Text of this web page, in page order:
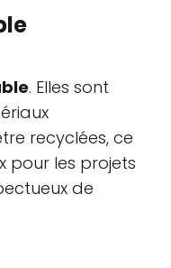
. Elles sont
recyclées, ce
pour les projets
de